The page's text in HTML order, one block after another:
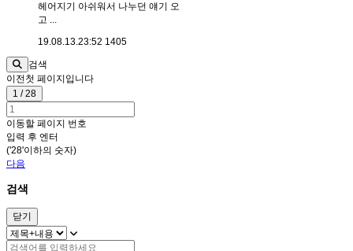
헤어지기 아쉬워서 나누던 얘기 오
고 ...
19.08.13.23:52 1405
검색
이전첫 페이지입니다
1 / 28
이동할 페이지 번호
입력 후 엔터
('28'이하의 숫자)
다음
검색
닫기